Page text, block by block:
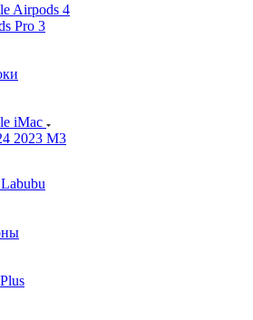
Airpods 4
Pro 3
iMac
2023 M3